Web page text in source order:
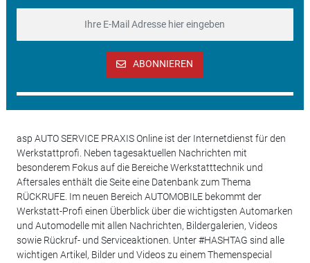
ABONNIEREN
asp AUTO SERVICE PRAXIS Online ist der Internetdienst für den
Werkstattprofi. Neben tagesaktuellen Nachrichten mit
besonderem Fokus auf die Bereiche Werkstatttechnik und
Aftersales enthält die Seite eine Datenbank zum Thema
RÜCKRUFE. Im neuen Bereich AUTOMOBILE bekommt der
Werkstatt-Profi einen Überblick über die wichtigsten Automarken
und Automodelle mit allen Nachrichten, Bildergalerien, Videos
sowie Rückruf- und Serviceaktionen. Unter #HASHTAG sind alle
wichtigen Artikel, Bilder und Videos zu einem Themenspecial